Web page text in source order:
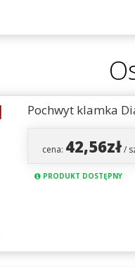
Pochwyt klamka
cena: 42,56zł/
PRODUKT DOSTĘPNY